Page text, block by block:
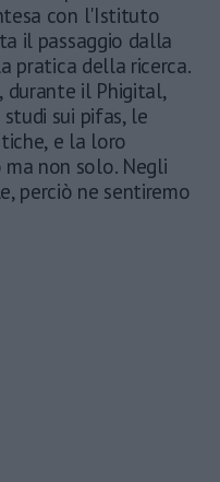
con l'Istituto
il passaggio dalla
pratica della ricerca.
durante il Phigital,
sui pifas, le
e la loro
non solo. Negli
perciò ne sentiremo